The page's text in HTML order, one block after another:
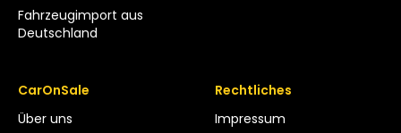
Fahrzeugimport aus
Deutschland
CarOnSale
Über uns
Rechtliches
Impressum